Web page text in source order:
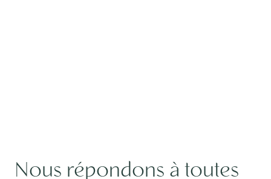
Nous répondons à toutes